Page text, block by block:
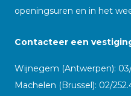
openingsuren en in het
Contacteer een
Wijnegem (Antwerpen):
Machelen (Brussel): 02/